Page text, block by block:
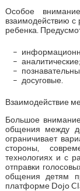
Особое
взаимодействию с
ребенка.
аналитические;
досуговые.
Взаимодействие
Большое
общения между
ограничивает
стороны,
технологиях и с
отправки
общения детям
платформе Dojo